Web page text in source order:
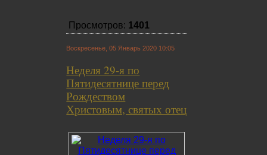
Просмотров: 1401
Воскресенье, 05 Январь 2020 10:05
Неделя 29-я по
Пятидесятнице перед
Рождеством
Христовым, святых отец